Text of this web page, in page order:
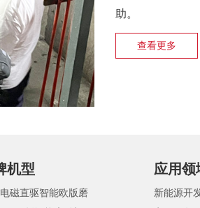
助。
查看更多
机型
磁直驱智能欧版磨
应用领
新能源开